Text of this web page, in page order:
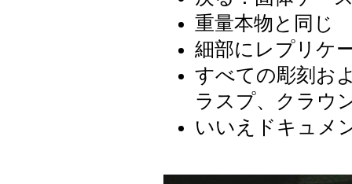
重量本物と同じ
細部にレプリケ
すべての彫刻お
ラスプ、クラウ
いいえドキュメ